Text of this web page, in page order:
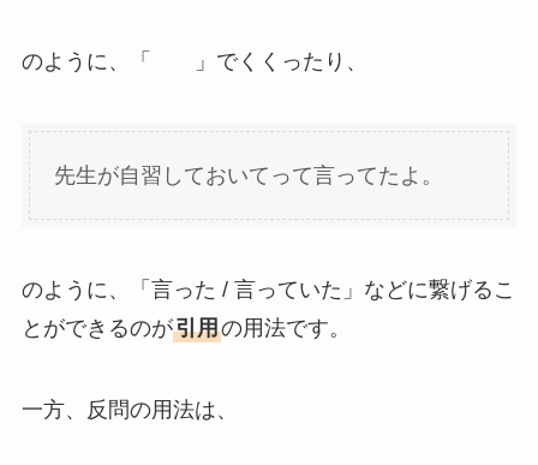
のように、「 」でくくったり、
先生が自習しておいてって言ってたよ。
のように、「言った / 言っていた」などに繋げるこ
とができるのが引用の用法です。
一方、反問の用法は、